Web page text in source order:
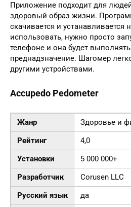
Приложение подходит для
здоровый образ жизни.
скачивается и устанавливается
использовать, нужно просто
телефоне и она будет
преднадзначение. Шагомер
другими устройствами.
Accupedo Pedometer
Жанр
Здоровье и
Рейтинг
4,0
Установки
5 000 000+
Разработчик
Corusen LLC
Русский язык
да